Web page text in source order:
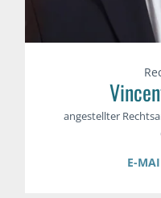
angestellter
E-